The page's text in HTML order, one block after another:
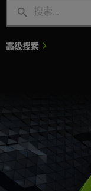
高级搜索